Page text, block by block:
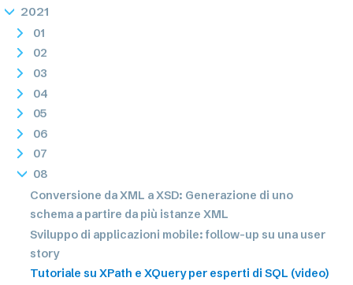
2021
01
02
03
04
05
06
07
08
Conversione da XML a XSD: Generazione di uno
schema a partire da più istanze XML
Sviluppo di applicazioni mobile: follow-up su una user
story
Tutoriale su XPath e XQuery per esperti di SQL (video)